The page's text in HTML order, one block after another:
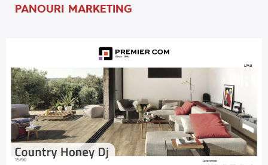
PANOURI MARKETING